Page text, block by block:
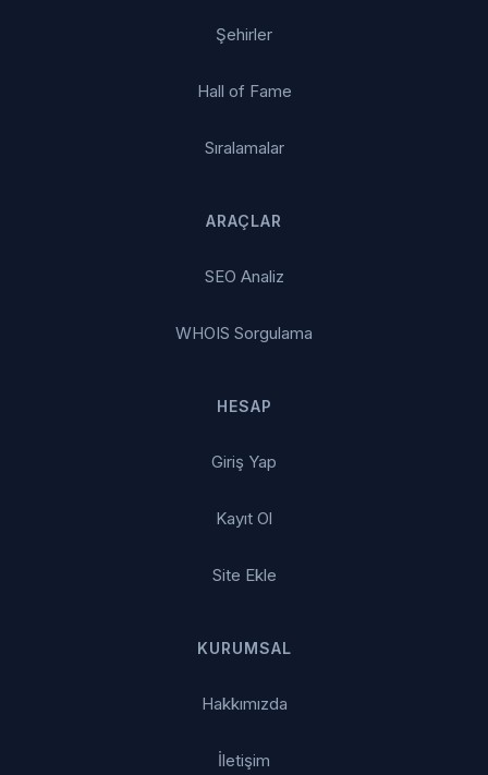
Şehirler
Hall of Fame
Sıralamalar
ARAÇLAR
SEO Analiz
WHOIS Sorgulama
HESAP
Giriş Yap
Kayıt Ol
Site Ekle
KURUMSAL
Hakkımızda
İletişim